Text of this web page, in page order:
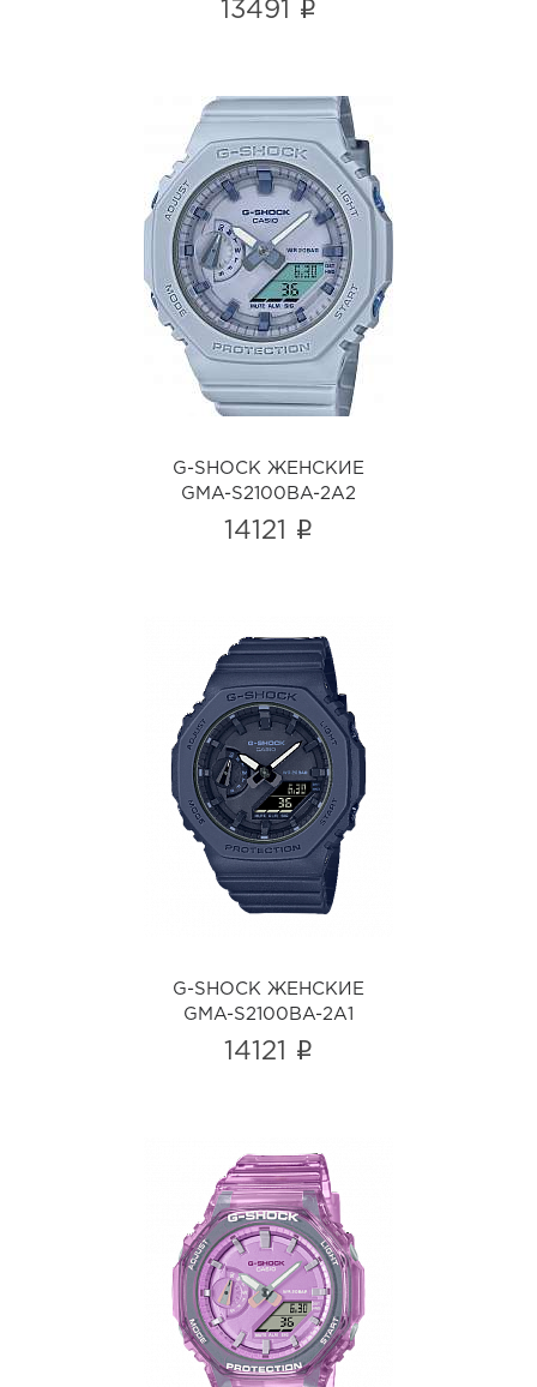
13491 i
G-SHOCK ЖЕНСКИЕ
GMA-S2100BA-2A2
i
G-SHOCK ЖЕНСКИЕ
GMA-S2100BA-2A2
14121 i
G-SHOCK ЖЕНСКИЕ
GMA-S2100BA-2A1
i
G-SHOCK ЖЕНСКИЕ
GMA-S2100BA-2A1
14121 i
G-SHOCK ЖЕНСКИЕ
GMA-S2100SK-4A
i